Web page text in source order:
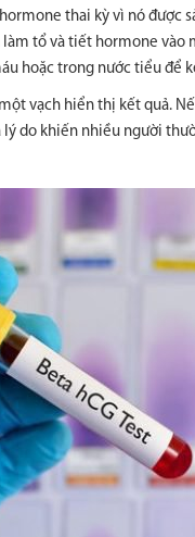
thai kỳ vì nó được
tổ và tiết hormone
hoặc trong nước tiểu để
vạch hiển thị kết quả.
do khiến nhiều người